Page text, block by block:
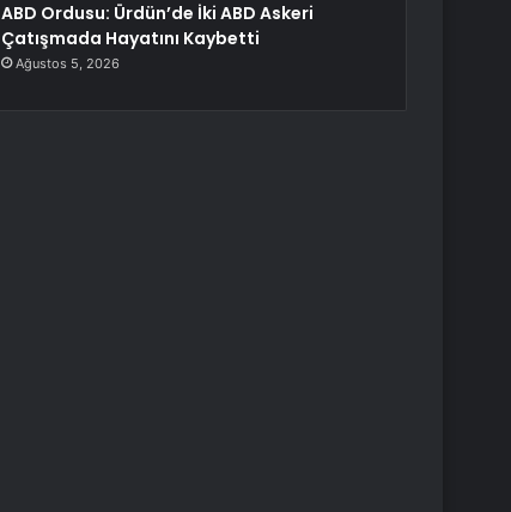
ABD Ordusu: Ürdün’de İki ABD Askeri
Çatışmada Hayatını Kaybetti
Ağustos 5, 2026